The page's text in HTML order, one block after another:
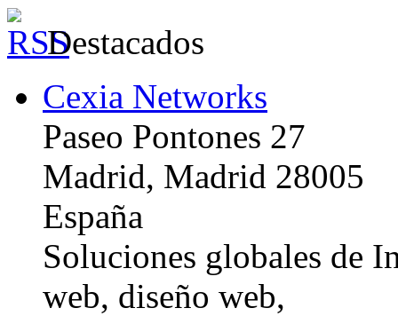
Destacados
Cexia Networks
Paseo Pontones 27
Madrid, Madrid 28005
España
Soluciones globales de
web, diseño web,